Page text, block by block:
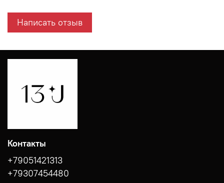
Написать отзыв
Контакты
+79051421313
+79307454480